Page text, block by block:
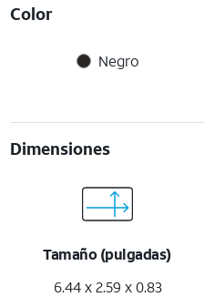
Color
Negro
Dimensiones
Tamaño (pulgadas)
6.44 x 2.59 x 0.83